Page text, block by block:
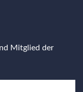
Mitglied der